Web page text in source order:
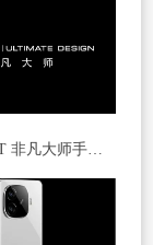
华为 Mate XT 非凡大师手机官宣，预计为首款三折叠屏手机